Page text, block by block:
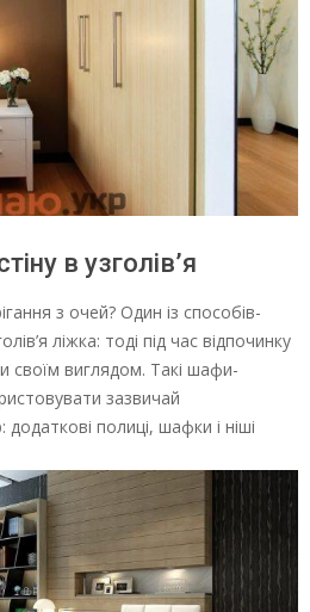
в узголів’я
з очей? Один із способів-
ліжка: тоді під час відпочинку
своїм виглядом. Такі шафи-
зазвичай
полиці, шафки і ніші